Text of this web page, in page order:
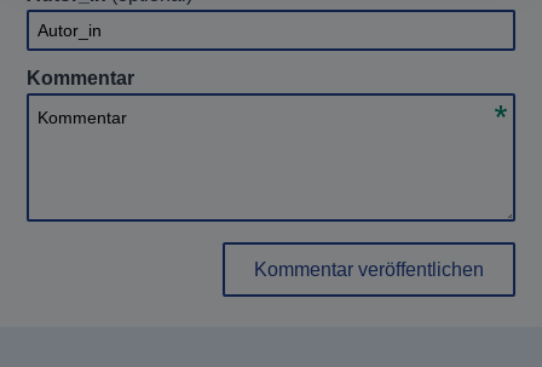
Autor_in
Kommentar
Kommentar
Kommentar veröffentlichen